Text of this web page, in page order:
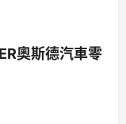
奧斯德汽車零